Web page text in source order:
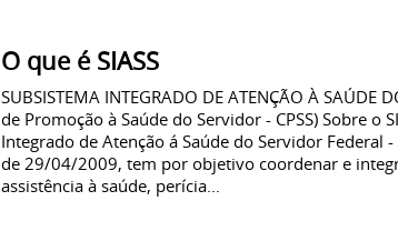
O que é SIASS
SUBSISTEMA INTEGRADO DE ATENÇÃO À SAÚDE
de Promoção à Saúde do Servidor - CPSS) Sobre o
Integrado de Atenção á Saúde do Servidor Federal
de 29/04/2009, tem por objetivo coordenar e
assistência à saúde, perícia...